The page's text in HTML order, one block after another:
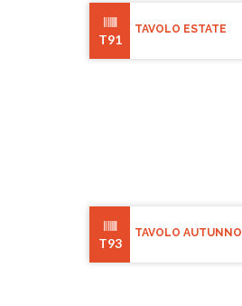
T91
TAVOLO ESTATE
T93
TAVOLO AUTUNNO